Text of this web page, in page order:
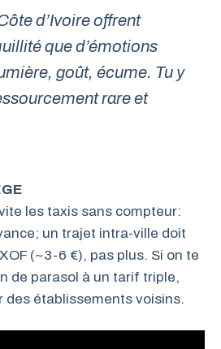
d’Ivoire offrent
que d’émotions
goût, écume. Tu y
rare et
les taxis sans compteur:
un trajet intra-ville doit
(~3-6 €), pas plus. Si on te
de parasol à un tarif triple,
des établissements voisins.